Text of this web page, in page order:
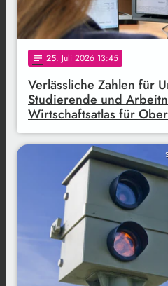
notes 25. Juli 2026 13:45
Verlässliche Zahlen für
Studierende und
Wirtschaftsatlas für